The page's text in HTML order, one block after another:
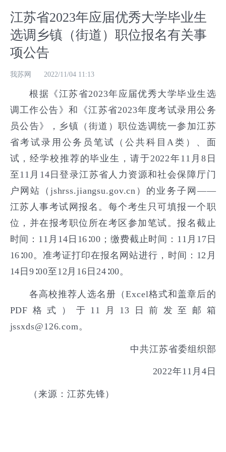
江苏省2023年应届优秀大学毕业生
选调乡镇（街道）职位报名有关事
项公告
我苏网 2022/11/04 11:13
根据《江苏省2023年应届优秀大学毕业生选
调工作公告》和《江苏省2023年度考试录用公务
员公告》，乡镇（街道）职位选调统一参加江苏
省考试录用公务员笔试（公共科目A类）、面
试，经学校推荐的毕业生，请于2022年11月8日
至11月14日登录江苏省人力资源和社会保障厅门
户网站（jshrss.jiangsu.gov.cn）的业务子网——
江苏人事考试网报名。每个考生只可填报一个职
位，并在报考职位所在考区参加笔试。报名截止
时间：11月14日16∶00；缴费截止时间：11月17日
16∶00。准考证打印在报名网站进行，时间：12月
14日9∶00至12月16日24∶00。
各高校推荐人选名册（Excel格式和盖章后的
PDF格式）于11月13日前发至邮箱
jssxds@126.com。
中共江苏省委组织部
2022年11月4日
（来源：江苏先锋）